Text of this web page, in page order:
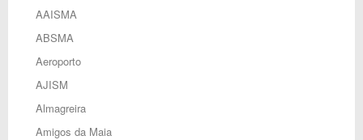
AAISMA
ABSMA
Aeroporto
AJISM
Almagreira
Amigos da Maia